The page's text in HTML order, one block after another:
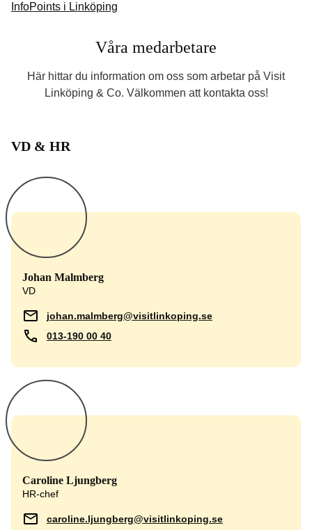
InfoPoints i Linköping
Våra medarbetare
Här hittar du information om oss som arbetar på Visit
Linköping & Co. Välkommen att kontakta oss!
VD & HR
Johan Malmberg
VD
johan.malmberg@visitlinkoping.se
013-190 00 40
Caroline Ljungberg
HR-chef
caroline.ljungberg@visitlinkoping.se